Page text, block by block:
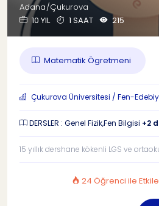
Adana/Çukurova
10 YIL
1 SAAT 215
Matematik Ögretmeni
Çukurova Üniversitesi / Fen-
DERSLER : Genel Fizik,Fen Bilgisi +2
15 yıllık dershane kökenli LGS ve
24 Öğrenci ile